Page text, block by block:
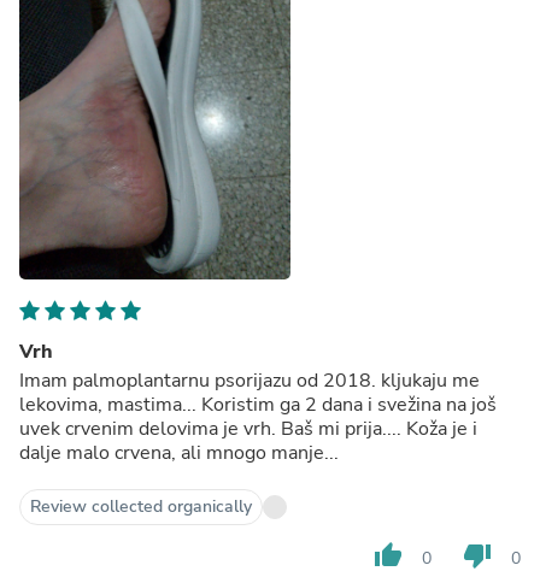
Vrh
Imam palmoplantarnu psorijazu od 2018. kljukaju me
lekovima, mastima... Koristim ga 2 dana i svežina na još
uvek crvenim delovima je vrh. Baš mi prija.... Koža je i
dalje malo crvena, ali mnogo manje...
Review collected organically
thumb_up 0 thumb_down 0